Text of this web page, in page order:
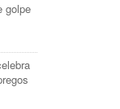
golpe